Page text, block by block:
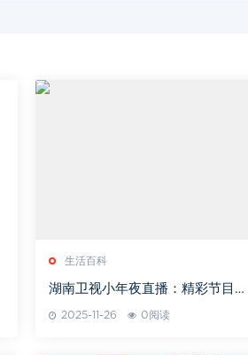
生活百科
湖南卫视小年夜直播：精彩节目与
2025-11-26 0阅读